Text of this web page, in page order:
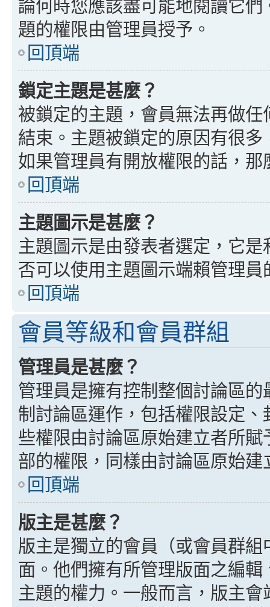
論何時您應該盡可能地閱讀它
題的權限由管理員授予。
回頂端
鎖定主題是甚麼？
被鎖定的主題，會員無法再做
結束。主題被鎖定的原因有很
如果管理員有開放權限的話，
回頂端
主題圖示是甚麼？
主題圖示是由發表者選定，它
否可以使用主題圖示端賴管理員
回頂端
會員等級和會員群組
管理員是甚麼？
管理員是擁有控制整個討論區
制討論區運作，包括權限設定
些權限由討論區原始建立者所
部的權限，同樣由討論區原始建
回頂端
版主是甚麼？
版主是獨立的會員（或會員群
面。他們擁有所管理版面之編
主題的權力。一般而言，版主